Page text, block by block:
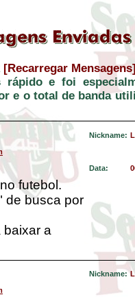
[Recarregar
e foi
e o total de banda
Nickname:
Data:
futebol.
de busca por
baixar a
Nickname: